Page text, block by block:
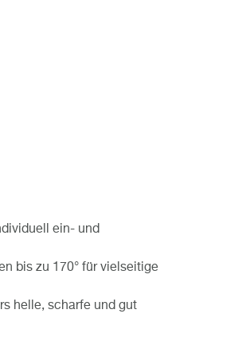
ein- und
bis zu 170° für vielseitige
helle, scharfe und gut